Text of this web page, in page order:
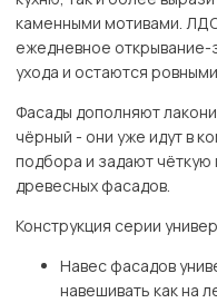
каменными мотивами.
ежедневное
ухода и остаются
Фасады дополняют
чёрный - они уже идут в
подбора и задают чёткую
древесных фасадов.
Конструкция серии
Навес фасадов
навешивать как на